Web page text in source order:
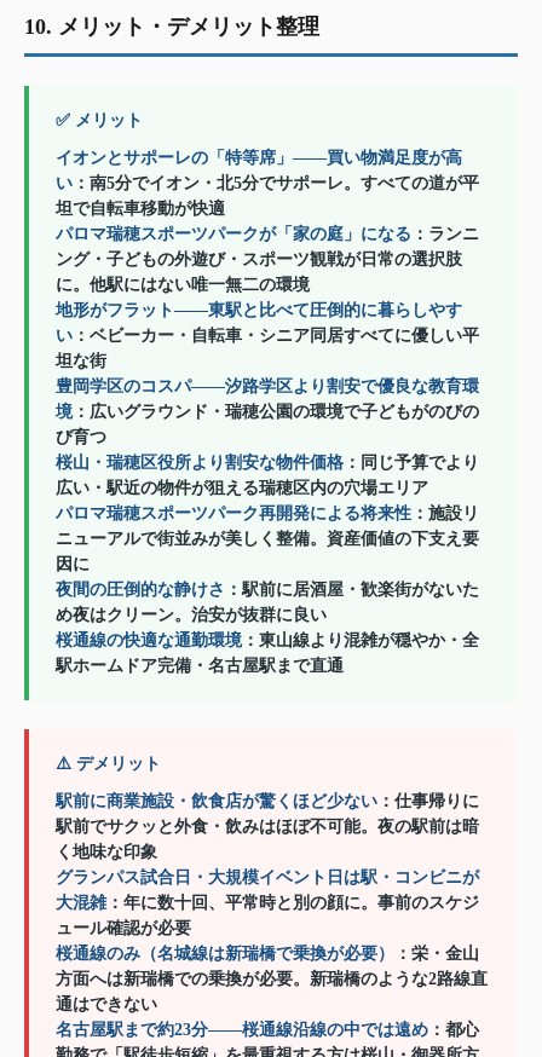
10. メリット・デメリット整理
✅ メリット
イオンとサポーレの「特等席」——買い物満足度が高
い ：南5分でイオン・北5分でサポーレ。すべての道が平
坦で自転車移動が快適
パロマ瑞穂スポーツパークが「家の庭」になる ：ランニ
ング・子どもの外遊び・スポーツ観戦が日常の選択肢
に。他駅にはない唯一無二の環境
地形がフラット——東駅と比べて圧倒的に暮らしやす
い ：ベビーカー・自転車・シニア同居すべてに優しい平
坦な街
豊岡学区のコスパ——汐路学区より割安で優良な教育環
境：広いグラウンド・瑞穂公園の環境で子どもがのびの
び育つ
桜山・瑞穂区役所より割安な物件価格 ：同じ予算でより
広い・駅近の物件が狙える瑞穂区内の穴場エリア
パロマ瑞穂スポーツパーク再開発による将来性 ：施設リ
ニューアルで街並みが美しく整備。資産価値の下支え要
因に
夜間の圧倒的な静けさ ：駅前に居酒屋・歓楽街がないた
め夜はクリーン。治安が抜群に良い
桜通線の快適な通勤環境：東山線より混雑が穏やか・全
駅ホームドア完備・名古屋駅まで直通
⚠️ デメリット
駅前に商業施設・飲食店が驚くほど少ない ：仕事帰りに
駅前でサクッと外食・飲みはほぼ不可能。夜の駅前は暗
く地味な印象
グランパス試合日・大規模イベント日は駅・コンビニが
大混雑：年に数十回、平常時と別の顔に。事前のスケジ
ュール確認が必要
桜通線のみ（名城線は新瑞橋で乗換が必要）
：栄・金山
方面へは新瑞橋での乗換が必要。新瑞橋のような2路線直
通はできない
名古屋駅まで約23分——桜通線沿線の中では遠め ：都心